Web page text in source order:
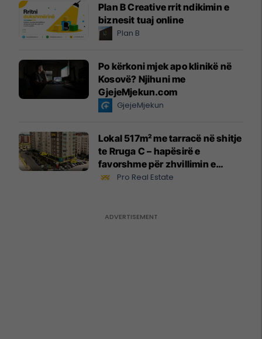
Plan B Creative rrit ndikimin e
biznesit tuaj online
Plan B
Po kërkoni mjek apo klinikë në
Kosovë? Njihuni me
GjejeMjekun.com
GjejeMjekun
Lokal 517m² me tarracë në shitje
te Rruga C – hapësirë e
favorshme për zhvillimin e
biznesit #15796
Pro Real Estate